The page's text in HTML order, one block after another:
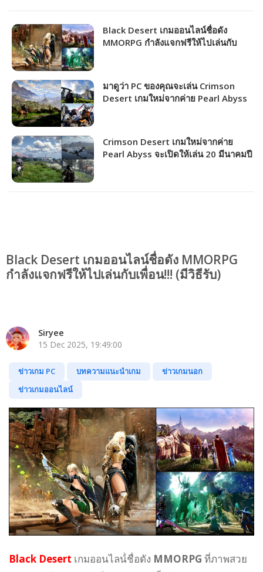
Black Desert เกมออนไลน์ชื่อดัง
MMORPG กำลังแจกฟรีให้ไปเล่นกับ
มาดูว่า PC ของคุณจะเล่น Crimson
Desert เกมใหม่จากค่าย Pearl Abyss
Crimson Desert เกมใหม่จากค่าย
Pearl Abyss จะเปิดให้เล่น 20 มีนาคมปี
Black Desert เกมออนไลน์ชื่อดัง MMORPG
กำลังแจกฟรีให้ไปเล่นกับเพื่อน!!! (มีวิธีรับ)
Siryee
15 Dec 2025, 19:49:00
ข่าวเกม PC บทความแนะนำเกม
ข่าวเกมนอก
ข่าวเกมออนไลน์
Black Desert เกมออนไลน์่ชื่อดัง MMORPG ที่ภาพสวย